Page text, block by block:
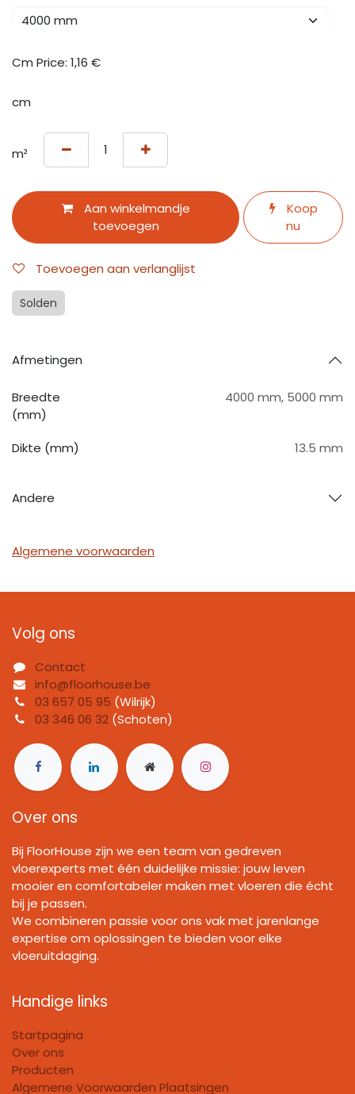
Cm Price: 1,16 €
cm
m²
Aan winkelmandje
toevoegen
Koop
nu
Toevoegen aan verlanglijst
Solden
Afmetingen
Breedte
(mm)
4000 mm, 5000 mm
Dikte (mm) 13.5 mm
Andere
Algemene voorwaarden
Volg ons
Contact
info@floorhouse.be
03 657 05 95 (Wilrijk)
03 346 06 32 (Schoten)
Over ons
Bij FloorHouse zijn we een team van gedreven
vloerexperts met één duidelijke missie: jouw leven
mooier en comfortabeler maken met vloeren die écht
bij je passen.
We combineren passie voor ons vak met jarenlange
expertise om oplossingen te bieden voor elke
vloeruitdaging.
Handige links
Startpagina
Over ons
Producten
Algemene Voorwaarden Plaatsingen